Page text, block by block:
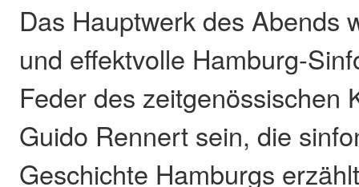
Das Hauptwerk des Abends
und effektvolle Hamburg-
Feder des zeitgenössischen
Guido Rennert sein, die
Geschichte Hamburgs